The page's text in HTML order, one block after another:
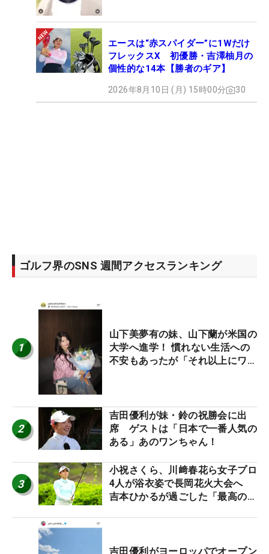
エースは“赤スパイダー”に1Wだけ
フレックスX 初優勝・吉澤柚月の
個性的な14本【勝者のギア】
2026年8月10日 (月) 15時00分 30
ゴルフ界のSNS 週間アクセスランキング
1
山下美夢有の妹、山下蘭が米国の
大学へ進学！ 慣れない生活への
不安もあったが「それ以上にワク
2
吉田優利が妹・鈴の祝勝会に出
席 ゲストは「日本で一番人気の
ある」あのワンちゃん！
3
小祝さくら、川﨑春花ら女子プロ
4人が浴衣姿で長岡花火大会へ
吉本ひかるが過ごした「最高の夏
吉田優利がヨーロッパでオープン